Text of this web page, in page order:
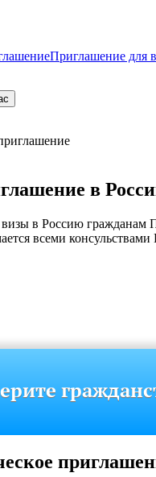
Приглашение для
в
визы в Россию
всеми